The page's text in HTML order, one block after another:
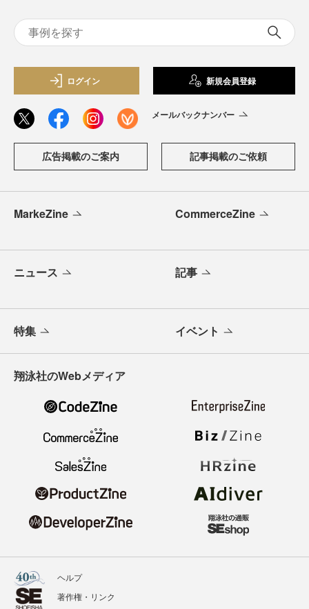
ログイン 新規会員登録
メールバックナンバー
広告掲載のご案内 記事掲載のご依頼
MarkeZine CommerceZine
ニュース 記事
特集 イベント
翔泳社のWebメディア
ヘルプ
著作権・リンク